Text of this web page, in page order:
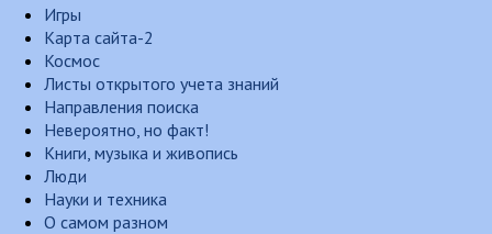
Игры
Карта сайта-2
Космос
Листы открытого учета знаний
Направления поиска
Невероятно, но факт!
Книги, музыка и живопись
Люди
Науки и техника
О самом разном